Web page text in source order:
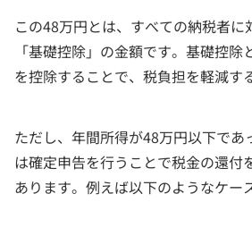
この48万円とは、すべての納税者に
「基礎控除」の金額です。基礎控
を控除することで、税負担を軽減す
ただし、年間所得が48万円以下であ
は確定申告を行うことで税金の還付
あります。例えば以下のようなケー